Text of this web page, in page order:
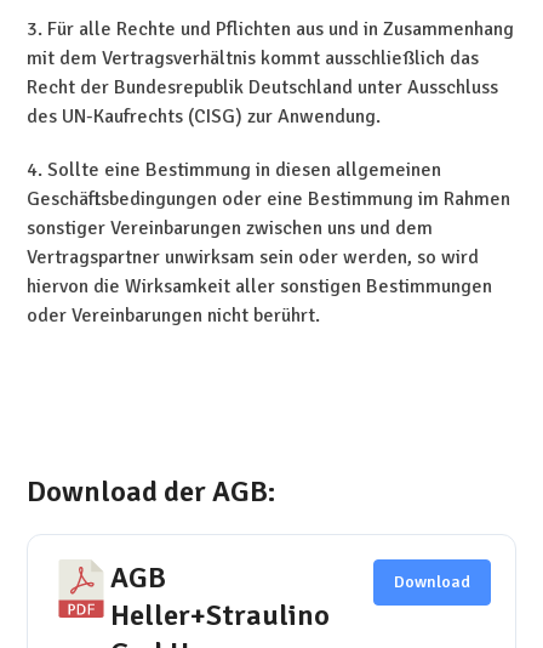
3. Für alle Rechte und Pflichten aus und in Zusammenhang
mit dem Vertragsverhältnis kommt ausschließlich das
Recht der Bundesrepublik Deutschland unter Ausschluss
des UN-Kaufrechts (CISG) zur Anwendung.
4. Sollte eine Bestimmung in diesen allgemeinen
Geschäftsbedingungen oder eine Bestimmung im Rahmen
sonstiger Vereinbarungen zwischen uns und dem
Vertragspartner unwirksam sein oder werden, so wird
hiervon die Wirksamkeit aller sonstigen Bestimmungen
oder Vereinbarungen nicht berührt.
Download der AGB:
AGB
Heller+Straulino
Download